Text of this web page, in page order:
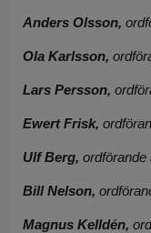
Anders Olsson,
Ola Karlsson,
Lars Persson,
Ewert Frisk,
Ulf Berg, ordförande
Bill Nelson,
Magnus Kelldén,